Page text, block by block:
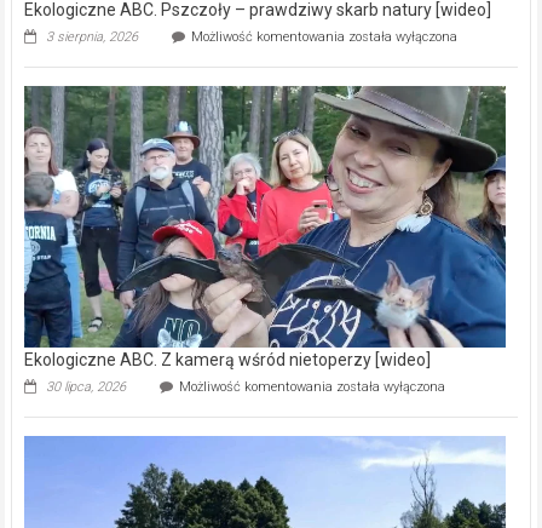
Ekologiczne ABC. Pszczoły – prawdziwy skarb natury [wideo]
3 sierpnia, 2026 Możliwość komentowania Ekologiczne
–
prawdziwy
skarb
natury
[wideo]
została wyłączona
Ekologiczne ABC. Z kamerą wśród nietoperzy [wideo]
30 lipca, 2026 Możliwość komentowania Ekologiczne
kamerą
wśród
została wyłączona